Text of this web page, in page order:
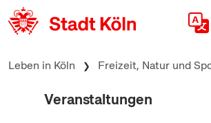
zum Inhalt springen
Leben in Köln Freizeit, Natur und
Veranstaltungen